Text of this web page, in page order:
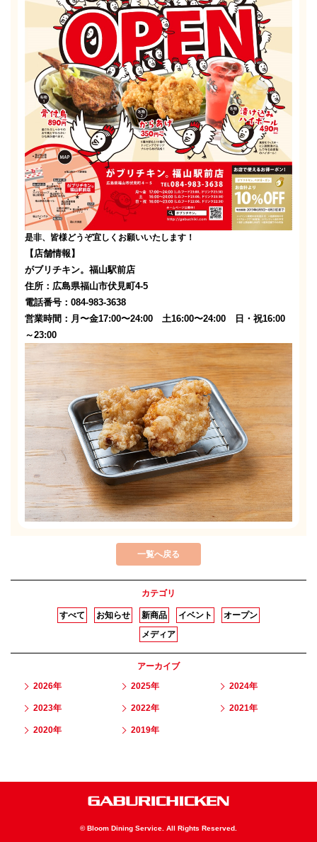
是非、皆様どうぞ宜しくお願いいたします！
【店舗情報】
がブリチキン。福山駅前店
住所：広島県福山市伏見町4-5
電話番号：084-983-3638
営業時間：月〜金17:00〜24:00 土16:00〜24:00 日・祝16:00
～23:00
一覧へ戻る
カテゴリ
すべて お知らせ 新商品 イベント
オープン
メディア
アーカイブ
2026年
2025年 2024年
2023年 2022年 2021年
2020年 2019年
© Bloom Dining Service. All Rights Reserved.